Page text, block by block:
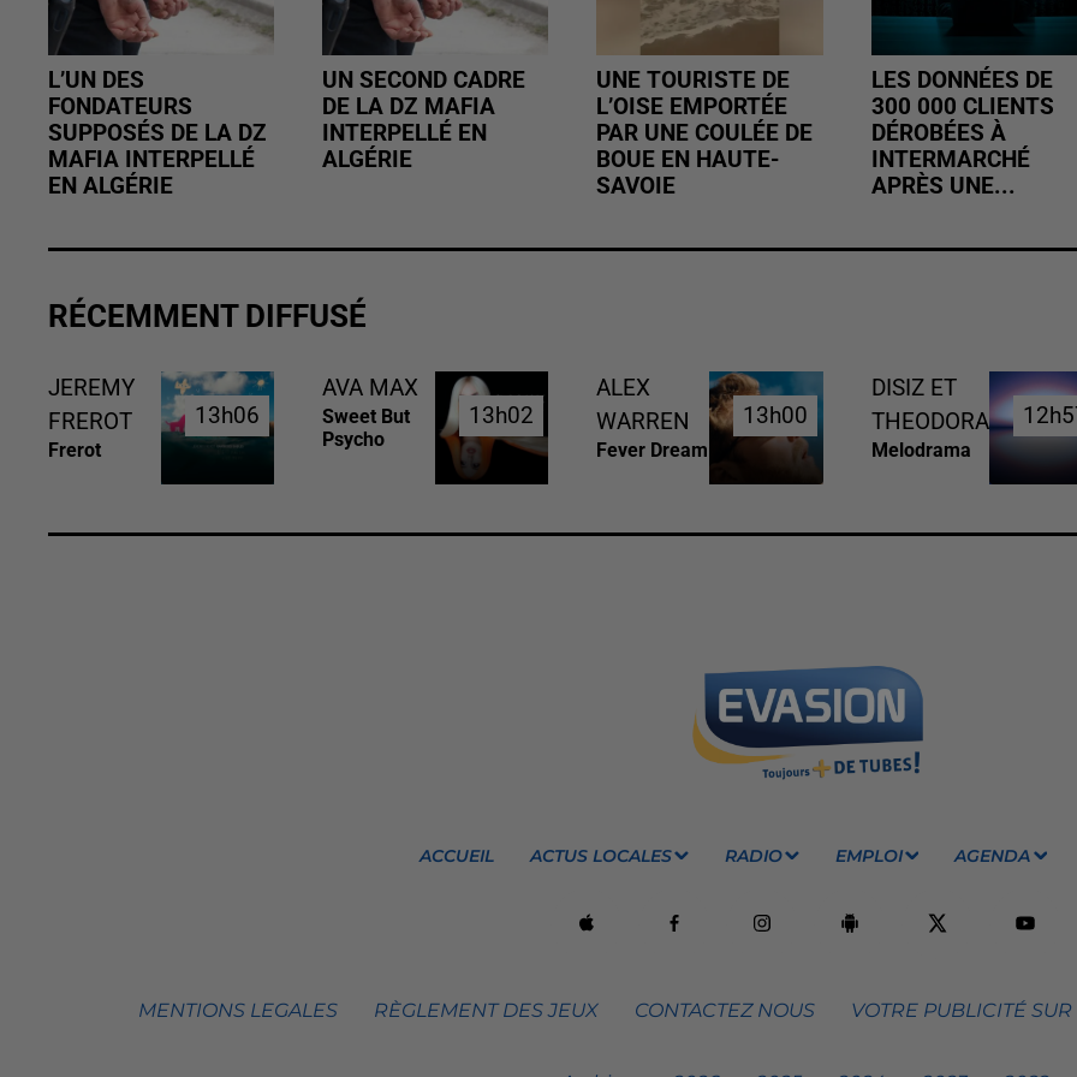
L’UN DES
FONDATEURS
SUPPOSÉS DE LA DZ
MAFIA INTERPELLÉ
EN ALGÉRIE
UN SECOND CADRE
DE LA DZ MAFIA
INTERPELLÉ EN
ALGÉRIE
UNE TOURISTE DE
L’OISE EMPORTÉE
PAR UNE COULÉE DE
BOUE EN HAUTE-
SAVOIE
LES DONNÉES DE
300 000 CLIENTS
DÉROBÉES À
INTERMARCHÉ
APRÈS UNE...
RÉCEMMENT DIFFUSÉ
JEREMY
FREROT
Frerot
13h06
13h06
AVA MAX
Sweet But
Psycho
13h02
13h02
ALEX
WARREN
Fever Dream
13h00
13h00
DISIZ ET
THEODORA
Melodrama
ACCUEIL ACTUS LOCALES RADIO EMPLOI AGENDA
MENTIONS LEGALES RÈGLEMENT DES JEUX CONTACTEZ NOUS VOTRE PUBLICITÉ